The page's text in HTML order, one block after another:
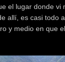
el lugar donde
allí, es casi todo
y medio en que